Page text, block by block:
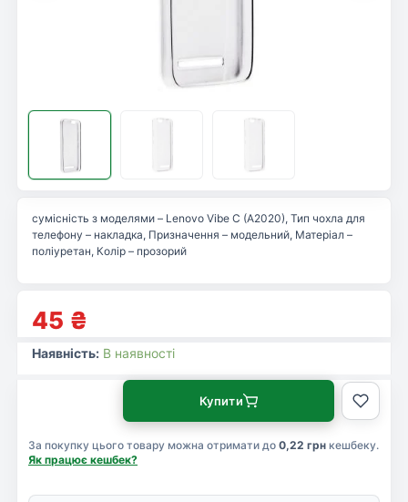
45 ₴
сумісність з моделями – Lenovo Vibe C (A2020), Тип чохла для
телефону – накладка, Призначення – модельний, Матеріал –
поліуретан, Колір – прозорий
Наявність: В наявності
За покупку цього товару можна отримати до 0,22 грн кешбеку.
Як працює кешбек?
Купити